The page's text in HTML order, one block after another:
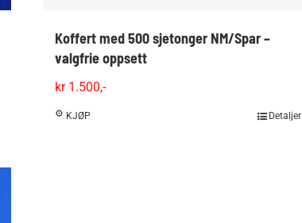
Koffert med 500 sjetonger NM/Spar –
valgfrie oppsett
kr1.500,-
KJØP Detaljer